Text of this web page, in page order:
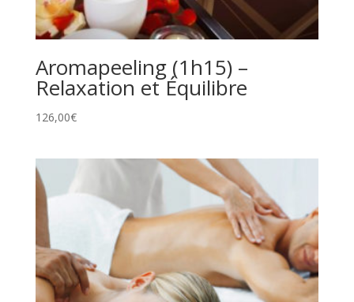
Aromapeeling (1h15) –
Relaxation et Équilibre
126,00€